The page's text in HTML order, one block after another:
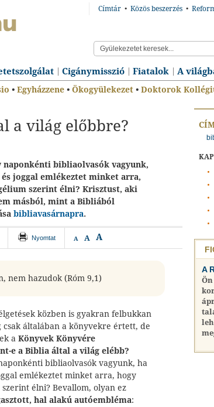
Címtár • Közös beszerzés •
Cigánymisszió Fiatalok A
• Egyházzene • Ökogyülekezet • Doktorok
a világ előbbre?
naponkénti bibliaolvasók vagyunk,
joggal emlékeztet minket arra,
szerint élni? Krisztust, aki
másból, mint a Bibliából
bibliavasárnapra.
Nyomtat A A A
nem hazudok (Róm 9,1)
közben is gyakran felbukkan
általában a könyvekre értett, de
a Könyvek Könyvére
e a Biblia által a világ elébb?
bibliaolvasók vagyunk, ha
emlékeztet minket arra, hogy
élni? Bevallom, olyan ez
hal alakú autóembléma:
A